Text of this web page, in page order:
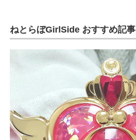
ねとらぼGirlSide おすすめ記事